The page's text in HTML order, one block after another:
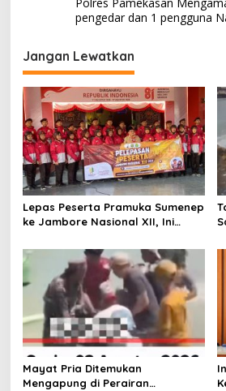
v
i
g
a
s
i
p
o
s
Polres Pamekasan
pengedar dan 1 pengguna
Jangan Lewatkan
Lepas Peserta Pramuka Sumenep
ke Jambore Nasional XII, Ini
Mayat Pria Ditemukan
Mengapung di Perairan